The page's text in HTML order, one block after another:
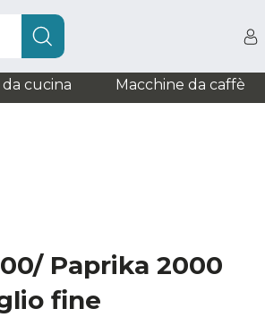
cucina Macchine da caffè
Paprika 2000
fine